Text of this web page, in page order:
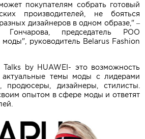
покупателям собрать готовый
производителей, не бояться
дизайнеров в одном образе," –
Гончарова, председатель РОО
моды", руководитель Belarus Fashion
by HUAWEI- это возможность
актуальные темы моды с лидерами
дизайнеры, стилисты.
опытом в сфере моды и ответят